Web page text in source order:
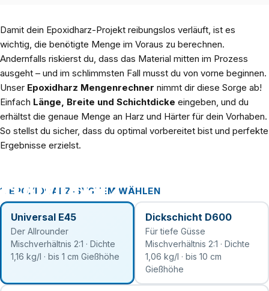
Epoxidharz
Damit dein Epoxidharz-Projekt reibungslos verläuft, ist es
wichtig, die benötigte Menge im Voraus zu berechnen.
Andernfalls riskierst du, dass das Material mitten im Prozess
ausgeht – und im schlimmsten Fall musst du von vorne beginnen.
Unser Epoxidharz Mengenrechner nimmt dir diese Sorge ab!
Einfach Länge, Breite und Schichtdicke eingeben, und du
erhältst die genaue Menge an Harz und Härter für dein Vorhaben.
So stellst du sicher, dass du optimal vorbereitet bist und perfekte
Ergebnisse erzielst.
1. EPOXIDHARZ-SYSTEM WÄHLEN
Universal E45
Der Allrounder
Mischverhältnis 2:1 · Dichte
1,16 kg/l · bis 1 cm Gießhöhe
Dickschicht D600
Für tiefe Güsse
Mischverhältnis 2:1 · Dichte
1,06 kg/l · bis 10 cm
Gießhöhe